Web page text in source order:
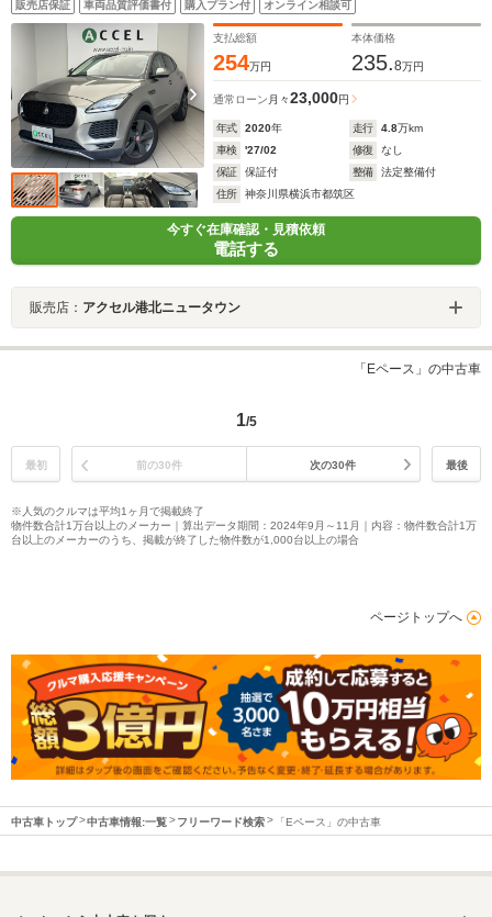
19インチアルミ 電動テールゲート 液晶メーター カ
ープレイ対応ディスプレイ 360ドラレコ
販売店保証 車両品質評価書付 購入プラン付 オンライン相談可
支払総額
254万円
本体価格
235.8万円
通常ローン 月々23,000円
年式 2020年 走行 4.8万km
車検
'27/02 修復
なし
保証
保証付 整備
法定整備付
住所
神奈川県横浜市都筑区
今すぐ在庫確認・見積依頼
電話する
販売店： アクセル港北ニュータウン
「Eペース」の中古車
1/5
最初 前の30件 次の30件 最後
※人気のクルマは平均1ヶ月で掲載終了
物件数合計1万台以上のメーカー｜算出データ期間：2024年9月～11月｜内容：物件数合計1万
台以上のメーカーのうち、掲載が終了した物件数が1,000台以上の場合
ページトップへ
中古車トップ 中古車情報:一覧 フリーワード検索 「Eペース」の中古車